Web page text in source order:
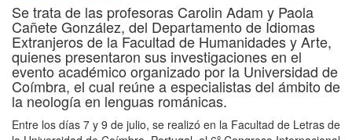
Se trata de las profesoras Carolin Adam y Paola
Cañete González, del Departamento de Idiomas
Extranjeros de la Facultad de Humanidades y Arte,
quienes presentaron sus investigaciones en el
evento académico organizado por la Universidad de
Coímbra, el cual reúne a especialistas del ámbito de
la neología en lenguas románicas.
Entre los días 7 y 9 de julio, se realizó en la Facultad de Letras de